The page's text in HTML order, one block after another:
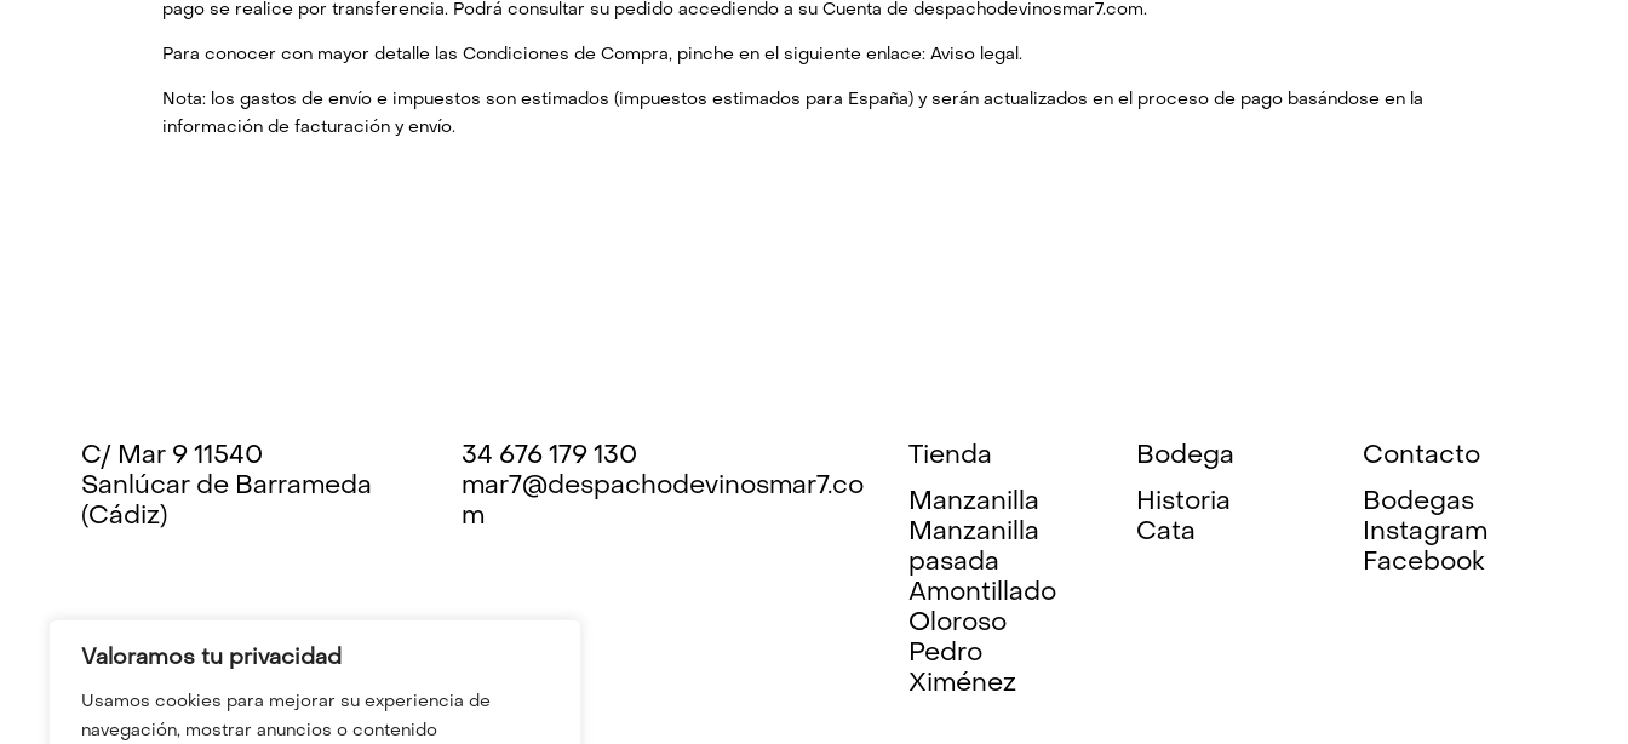
Valoramos tu privacidad
Usamos cookies para mejorar su experiencia de
navegación, mostrar anuncios o contenido
pago se realice por transferencia. Podrá consultar su pedido accediendo a su Cuenta de despachodevinosmar7.com.
Para conocer con mayor detalle las Condiciones de Compra, pinche en el siguiente enlace: Aviso legal.
Nota: los gastos de envío e impuestos son estimados (impuestos estimados para España) y serán actualizados en el proceso de pago basándose en la
información de facturación y envío.
C/ Mar 9 11540
Sanlúcar de Barrameda
(Cádiz)
34 676 179 130
mar7@despachodevinosmar7.co
m
Tienda
Manzanilla
Manzanilla
pasada
Amontillado
Oloroso
Pedro
Ximénez
Bodega
Historia
Cata
Contacto
Bodegas
Instagram
Facebook